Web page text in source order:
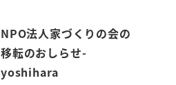
NPO法人家づくりの会の
移転のおしらせ-
yoshihara